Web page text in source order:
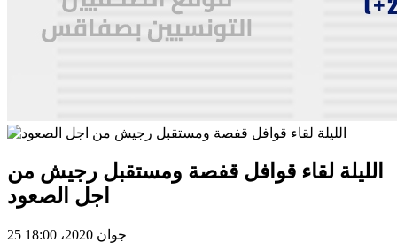
الليلة لقاء قوافل قفصة ومستقبل رجيش من
اجل الصعود
25 جوان 2020، 18:00